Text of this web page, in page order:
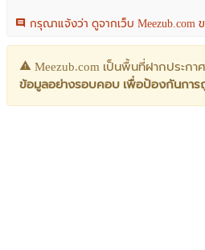
กรุณาแจ้งว่า ดูจากเว็บ Meezub.com
Meezub.com เป็นพื้นที่ฝากประกา
ข้อมูลอย่างรอบคอบ เพื่อป้องกันกา